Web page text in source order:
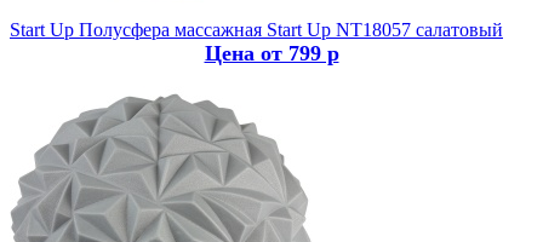
Start Up Полусфера массажная Start Up NT18057 салатовый
Цена от 799 р